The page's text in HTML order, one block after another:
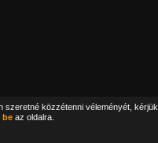
szeretné közzétenni véleményét, kérjük,
beaz oldalra.